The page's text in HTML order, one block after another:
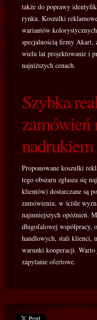
także do poprawy
rynku. Koszulki
wariantów
specjalnością firmy Akart,
wielu lat projektowanie i
najniższych cenach.
Szybka
zamówień
Proponowane koszulki
tego obszaru zgłasza się
klientów) dostarczane są
zamówieniu, w ściśle
najmniejszych opóźnień.
długofalowej współpracy,
handlowych, stali klienci,
warunki kooperacji.
zapytanie ofertowe.